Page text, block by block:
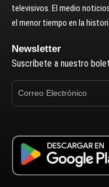
televisivos. El medio
el menor tiempo en la
Newsletter
Suscríbete a nuestro